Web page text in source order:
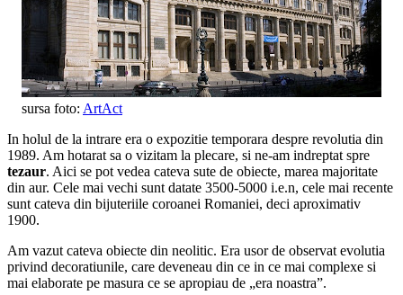
sursa foto: ArtAct
In holul de la intrare era o expozitie temporara despre revolutia din
1989. Am hotarat sa o vizitam la plecare, si ne-am indreptat spre
tezaur. Aici se pot vedea cateva sute de obiecte, marea majoritate
din aur. Cele mai vechi sunt datate 3500-5000 i.e.n, cele mai recente
sunt cateva din bijuteriile coroanei Romaniei, deci aproximativ
1900.
Am vazut cateva obiecte din neolitic. Era usor de observat evolutia
privind decoratiunile, care deveneau din ce in ce mai complexe si
mai elaborate pe masura ce se apropiau de „era noastra”.